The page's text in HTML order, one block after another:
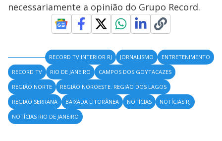
necessariamente a opinião do Grupo Record.
RECORD TV INTERIOR RJ JORNALISMO
ENTRETENIMENTO
RECORD TV
RIO DE JANEIRO
CAMPOS DOS GOYTACAZES
REGIÃO NORTE
REGIÃO NOROESTE. REGIÃO DOS LAGOS
REGIÃO SERRANA
BAIXADA LITORÂNEA NOTÍCIAS
NOTÍCIAS RJ
NOTÍCIAS RIO DE JANEIRO